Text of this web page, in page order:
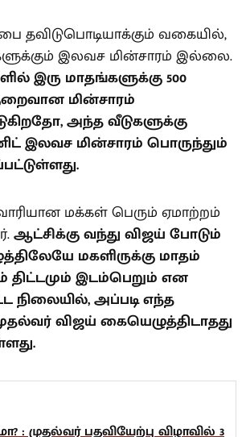
தவிடுபொடியாக்கும் வகையில்,
இலவச மின்சாரம் இல்லை.
இரு மாதங்களுக்கு 500
மின்சாரம்
அந்த வீடுகளுக்கு
இலவச மின்சாரம் பொருந்தும்
மக்கள் பெரும் ஏமாற்றம்
ஆட்சிக்கு வந்து விஜய் போடும்
மகளிருக்கு மாதம்
திட்டமும் இடம்பெறும் என
நிலையில், அப்படி எந்த
விஜய் கையெழுத்திடாதது
: முதல்வர் பதவியேற்பு விழாவில் 3